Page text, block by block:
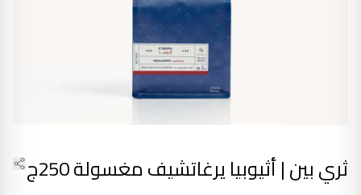
ثري بين | أثيوبيا يرغاتشيف مغسولة 250ج